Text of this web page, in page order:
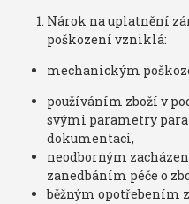
Nárok na uplatnění
poškození vzniklá:
mechanickým
používáním zboží v
svými parametry
dokumentaci,
neodborným
zanedbáním péče o
běžným opotřebením